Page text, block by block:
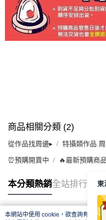
商品相關分類 (2)
從作品找周邊▸ 特攝類作品
⏰預購開賣中 🔥最新預購商品
本分類熱銷全站排行
本網站中使用 cookie，欲查詢有關本